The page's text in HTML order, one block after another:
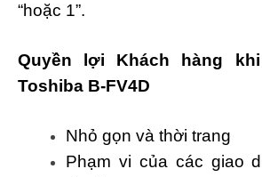
“hoặc 1”.
Quyền lợi Khách hàng
Toshiba B-FV4D
Nhỏ gọn và thời trang
Phạm vi của các giao